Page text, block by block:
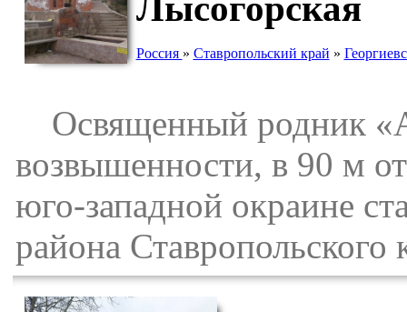
Россия » Ставропольский край »
Освященный родник
возвышенности, в 90 м
юго-западной окраине
района Ставропольского